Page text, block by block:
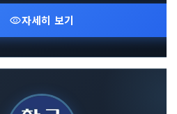
visibility자세히 보기